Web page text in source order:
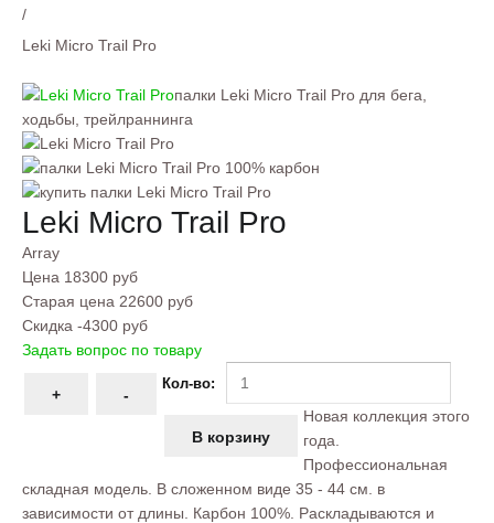
/
Leki Micro Trail Pro
палки Leki Micro Trail Pro для бега,
ходьбы, трейлраннинга
Leki Micro Trail Pro
Array
Цена 18300 руб
Старая цена 22600 руб
Скидка -4300 руб
Задать вопрос по товару
Кол-во:
Новая коллекция этого
года.
Профессиональная
складная модель. В сложенном виде 35 - 44 см. в
зависимости от длины. Карбон 100%. Раскладываются и